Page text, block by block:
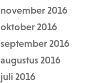
november 2016
oktober 2016
september 2016
augustus 2016
juli 2016